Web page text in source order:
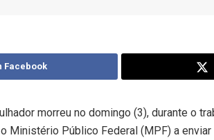
Facebook
morreu no domingo (3), durante o
Ministério Público Federal (MPF) a